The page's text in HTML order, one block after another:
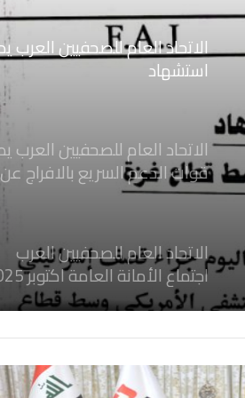
الاتحاد العام للصحفيين العرب
استشهاد
ثلاثة صحفيين فلسطينيين
الاتحاد العام للصحفيين العرب
قوات الدعم السريع بالافراج عن
الصحفيين السودانيين
الاتحاد العام للصحفيين العرب
اجتماع الأمانة العامة اكتوبر 2025
بكل قوة جرائم الاحتلال